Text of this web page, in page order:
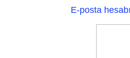
E-posta